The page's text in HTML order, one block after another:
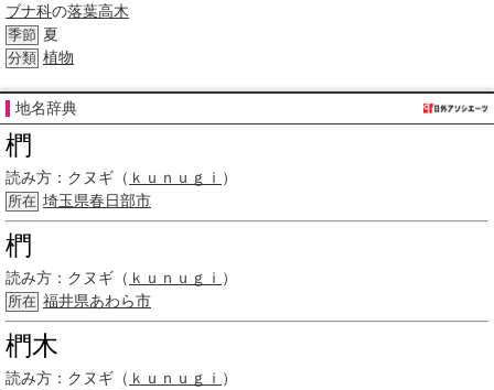
ブナ科の落葉高木
季節 夏
分類 植物
地名辞典
椚
読み方： クヌギ（ ｋｕｎｕｇｉ ）
所在 埼玉県春日部市
椚
読み方： クヌギ（ ｋｕｎｕｇｉ ）
所在 福井県あわら市
椚木
読み方： クヌギ（ ｋｕｎｕｇｉ ）